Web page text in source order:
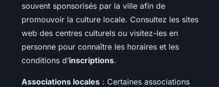
souvent sponsorisés par la ville afin de
promouvoir la culture locale. Consultez les sites
web des centres culturels ou visitez-les en
personne pour connaître les horaires et les
conditions d’inscriptions.
Associations locales : Certaines associations